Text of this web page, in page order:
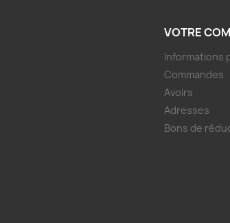
VOTRE
Informations
Commandes
Avoirs
Adresses
Bons de